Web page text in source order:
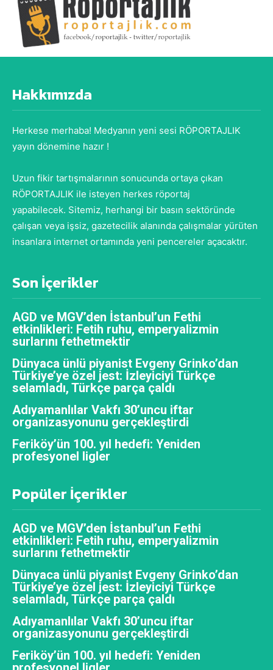
Hakkımızda
Herkese merhaba! Medyanın yeni sesi RÖPORTAJLIK
yayın dönemine hazır !
Uzun fikir tartışmalarının sonucunda ortaya çıkan
RÖPORTAJLIK ile isteyen herkes röportaj
yapabilecek. Sitemiz, herhangi bir basın sektöründe
çalışan veya işsiz, gazetecilik alanında çalışmalar yürüten
insanlara internet ortamında yeni pencereler açacaktır.
Son İçerikler
AGD ve MGV’den İstanbul’un Fethi
etkinlikleri: Fetih ruhu, emperyalizmin
surlarını fethetmektir
Dünyaca ünlü piyanist Evgeny Grinko’dan
Türkiye’ye özel jest: İzleyiciyi Türkçe
selamladı, Türkçe parça çaldı
Adıyamanlılar Vakfı 30’uncu iftar
organizasyonunu gerçekleştirdi
Feriköy’ün 100. yıl hedefi: Yeniden
profesyonel ligler
Popüler İçerikler
AGD ve MGV’den İstanbul’un Fethi
etkinlikleri: Fetih ruhu, emperyalizmin
surlarını fethetmektir
Dünyaca ünlü piyanist Evgeny Grinko’dan
Türkiye’ye özel jest: İzleyiciyi Türkçe
selamladı, Türkçe parça çaldı
Adıyamanlılar Vakfı 30’uncu iftar
organizasyonunu gerçekleştirdi
Feriköy’ün 100. yıl hedefi: Yeniden